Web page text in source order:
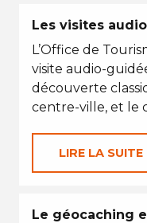
Les visites
L’Office de
visite audio-
découverte
centre-ville, et le
LIRE LA SUITE
Le géocaching